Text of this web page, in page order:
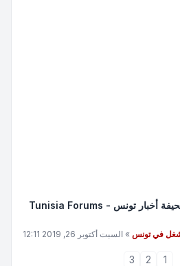
عروض الشغل اليوم في صحيفة أخبار تونس - Tunisia Forums
في تونس »
السبت أكتوبر 26, 2019 12:11
1
2
3